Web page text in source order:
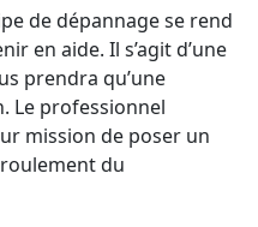
de dépannage se rend
en aide. Il s’agit d’une
prendra qu’une
Le professionnel
mission de poser un
du